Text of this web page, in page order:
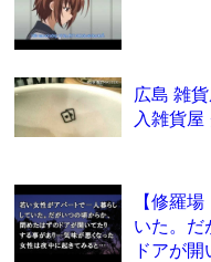
広島 雑
入雑貨
【修羅
いた。だ
ドアが